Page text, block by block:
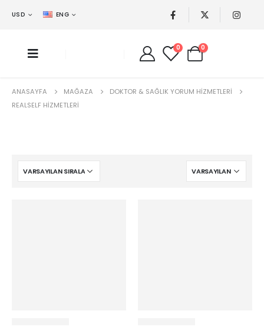
USD ENG
0 0
ANASAYFA MAĞAZA
DOKTOR & SAĞLIK YORUM HIZMETLERI
REALSELF HIZMETLERI